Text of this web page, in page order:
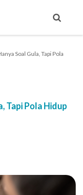
Soal Gula, Tapi Pola
Tapi Pola Hidup